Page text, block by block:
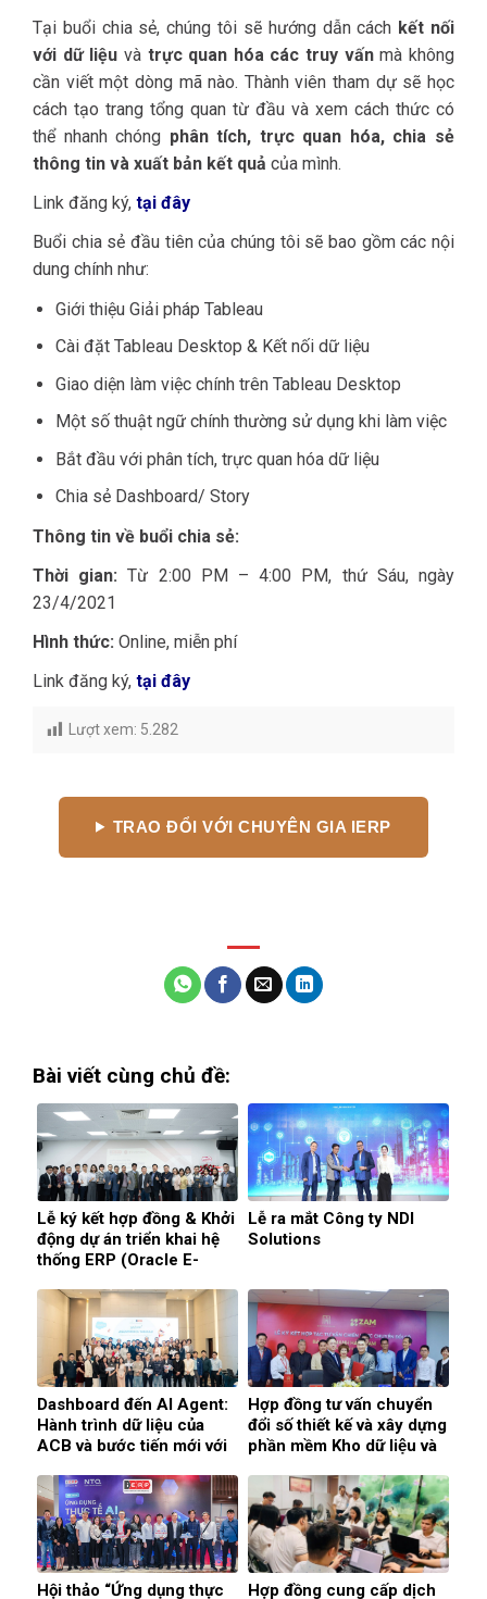
Tại buổi chia sẻ, chúng tôi sẽ hướng dẫn cách kết nối
với dữ liệu và trực quan hóa các truy vấnmà không
cần viết một dòng mã nào. Thành viên tham dự sẽ học
cách tạo trang tổng quan từ đầu và xem cách thức có
thể nhanh chóng phân tích, trực quan hóa, chia sẻ
thông tin và xuất bản kết quả của mình.
Link đăng ký, tại đây
Buổi chia sẻ đầu tiên của chúng tôi sẽ bao gồm các nội
dung chính như:
Giới thiệu Giải pháp Tableau
Cài đặt Tableau Desktop & Kết nối dữ liệu
Giao diện làm việc chính trên Tableau Desktop
Một số thuật ngữ chính thường sử dụng khi làm việc
Bắt đầu với phân tích, trực quan hóa dữ liệu
Chia sẻ Dashboard/ Story
Thông tin về buổi chia sẻ:
Thời gian:Từ 2:00 PM – 4:00 PM, thứ Sáu, ngày
23/4/2021
Hình thức: Online, miễn phí
Link đăng ký, tại đây
Lượt xem: 5.282
TRAO ĐỔI VỚI CHUYÊN GIA IERP
Bài viết cùng chủ đề:
Lễ ký kết hợp đồng & Khởi
động dự án triển khai hệ
thống ERP (Oracle E-
ty CP TECHVINA
HOLDING
Lễ ra mắt Công ty NDI
Solutions
Dashboard đến AI Agent:
Hành trình dữ liệu của
ACB và bước tiến mới với
iERP
Hợp đồng tư vấn chuyển
đổi số thiết kế và xây dựng
phần mềm Kho dữ liệu và
Công ty Cổ phần Vàng
bạc đá quý Bảo tín Mạnh
Hải
Hội thảo “Ứng dụng thực Hợp đồng cung cấp dịch